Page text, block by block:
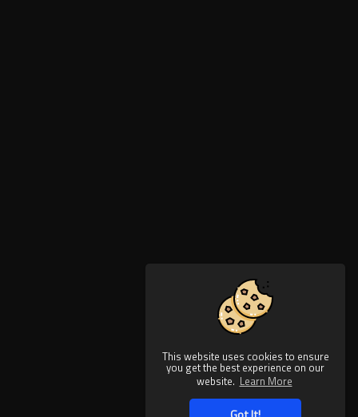
This website uses cookies to ensure
you get the best experience on our
website. Learn More